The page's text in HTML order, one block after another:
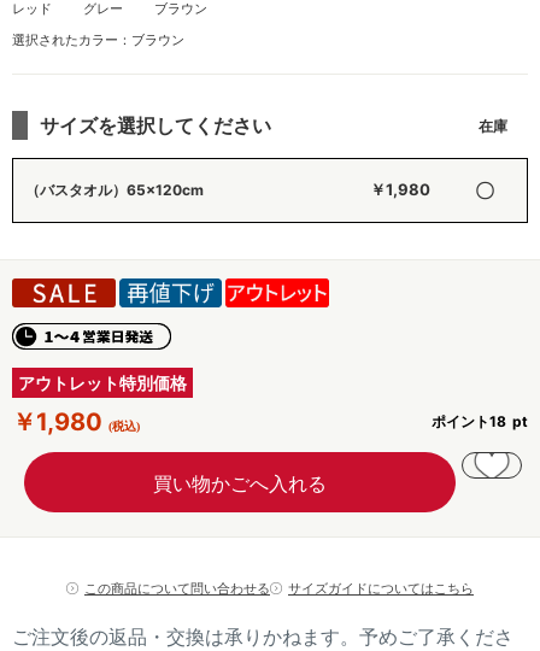
アウトレット特別価格
￥1,980 ポイント18
レッド グレー
ブラウン
選択されたカラー：ブラウン
サイズを選択してください
（バスタオル）65×120cm ￥1,980 〇
この商品について問い合わせる サイズガイドについてはこちら
ご注文後の返品・交換は承りかねます。予めご了承くださ